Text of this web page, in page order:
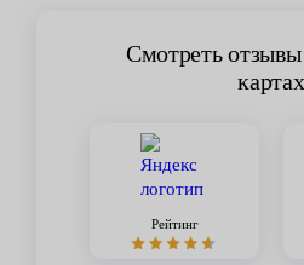
Смотреть
картах
Рейтинг